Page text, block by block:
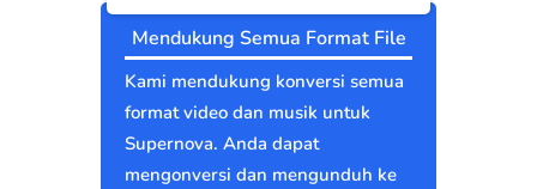
Mendukung Semua Format File
Kami mendukung konversi semua
format video dan musik untuk
Supernova. Anda dapat
mengonversi dan mengunduh ke